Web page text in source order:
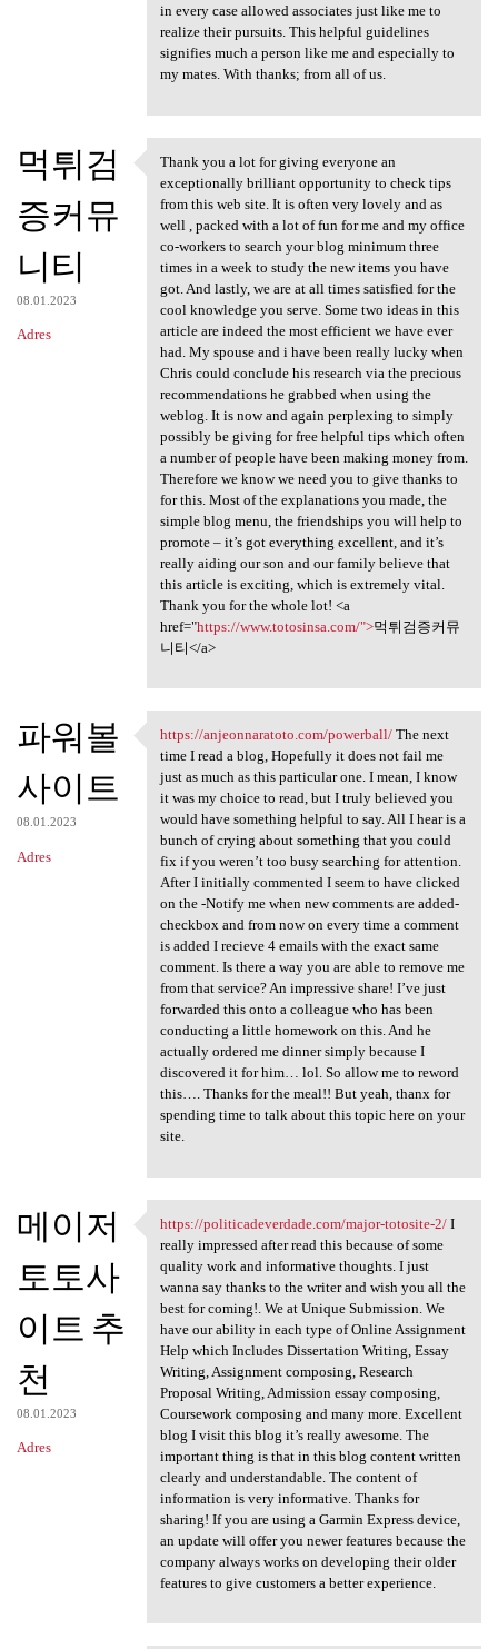
in every case allowed associates just like me to
realize their pursuits. This helpful guidelines
signifies much a person like me and especially to
my mates. With thanks; from all of us.
먹튀검
증커뮤
니티
08.01.2023
Adres
Thank you a lot for giving
Thank you a lot for giving everyone an
exceptionally brilliant opportunity to check tips
from this web site. It is often very lovely and as
well , packed with a lot of fun for me and my office
co-workers to search your blog minimum three
times in a week to study the new items you have
got. And lastly, we are at all times satisfied for the
cool knowledge you serve. Some two ideas in this
article are indeed the most efficient we have ever
had. My spouse and i have been really lucky when
Chris could conclude his research via the precious
recommendations he grabbed when using the
weblog. It is now and again perplexing to simply
possibly be giving for free helpful tips which often
a number of people have been making money from.
Therefore we know we need you to give thanks to
for this. Most of the explanations you made, the
simple blog menu, the friendships you will help to
promote – it’s got everything excellent, and it’s
really aiding our son and our family believe that
this article is exciting, which is extremely vital.
Thank you for the whole lot! <a
href="https://www.totosinsa.com/">먹튀검증커뮤
니티</a>
파워볼
사이트
08.01.2023
Adres
https://anjeonnaratoto.com
https://anjeonnaratoto.com/powerball/The next
time I read a blog, Hopefully it does not fail me
just as much as this particular one. I mean, I know
it was my choice to read, but I truly believed you
would have something helpful to say. All I hear is a
bunch of crying about something that you could
fix if you weren’t too busy searching for attention.
After I initially commented I seem to have clicked
on the -Notify me when new comments are added-
checkbox and from now on every time a comment
is added I recieve 4 emails with the exact same
comment. Is there a way you are able to remove me
from that service? An impressive share! I’ve just
forwarded this onto a colleague who has been
conducting a little homework on this. And he
actually ordered me dinner simply because I
discovered it for him… lol. So allow me to reword
this…. Thanks for the meal!! But yeah, thanx for
spending time to talk about this topic here on your
site.
메이저
토토사
이트 추
천
08.01.2023
Adres
https://politicadeverdade.com
https://politicadeverdade.com/major-totosite-2/I
really impressed after read this because of some
quality work and informative thoughts. I just
wanna say thanks to the writer and wish you all the
best for coming!. We at Unique Submission. We
have our ability in each type of Online Assignment
Help which Includes Dissertation Writing, Essay
Writing, Assignment composing, Research
Proposal Writing, Admission essay composing,
Coursework composing and many more. Excellent
blog I visit this blog it’s really awesome. The
important thing is that in this blog content written
clearly and understandable. The content of
information is very informative. Thanks for
sharing! If you are using a Garmin Express device,
an update will offer you newer features because the
company always works on developing their older
features to give customers a better experience.